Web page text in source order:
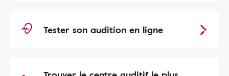
Tester son audition en ligne